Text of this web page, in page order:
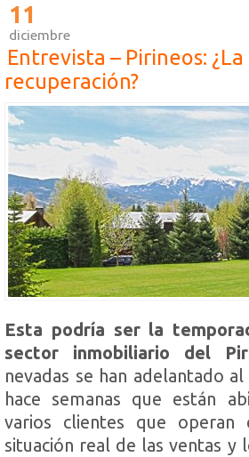
11
diciembre
Entrevista – Pirineos:
recuperación?
Esta podría ser la
sector inmobiliario del
nevadas se han adelantado
hace semanas que están
varios clientes que
situación real de las ventas y